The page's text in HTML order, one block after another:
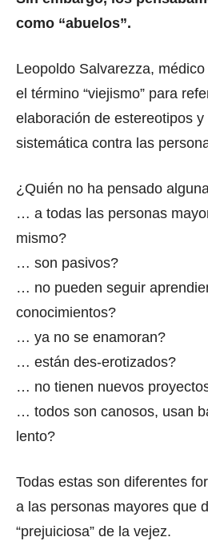
como “abuelos”.
Leopoldo Salvarezza,
el término “viejismo” para
elaboración de estereotipos
sistemática contra las
¿Quién no ha pensado
… a todas las personas
mismo?
… son pasivos?
… no pueden seguir
conocimientos?
… ya no se enamoran?
… están des-erotizados?
… no tienen nuevos
… todos son canosos, usan
lento?
Todas estas son diferentes
a las personas mayores que
“prejuiciosa” de la vejez.